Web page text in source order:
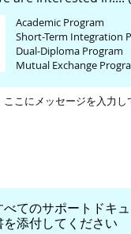
Academic Program
Short-Term Integration
Dual-Diploma Program
Mutual Exchange
べてのサポートドキ
を添付してください